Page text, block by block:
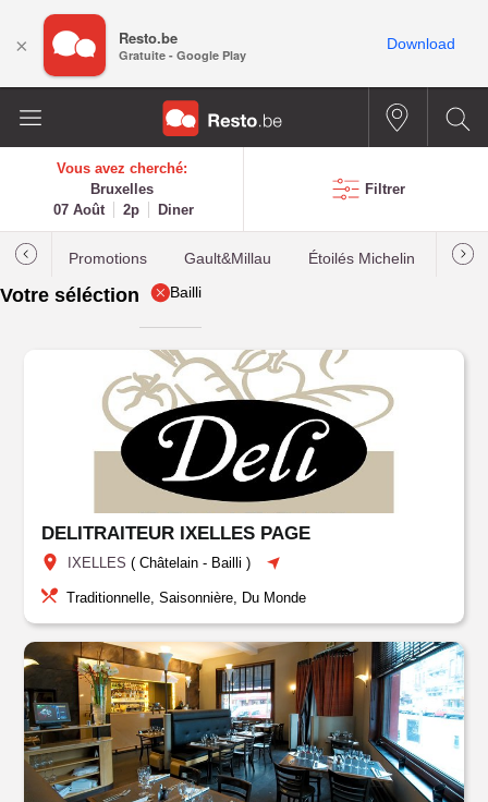
Vous avez cherché:
Bruxelles
07 Août
2p Diner
Filtrer
Promotions Gault&Millau Étoilés Michelin Les
Votre séléction Bailli
DELITRAITEUR IXELLES PAGE
IXELLES (Châtelain - Bailli )
Traditionnelle, Saisonnière, Du Monde
× Resto.be
Gratuite - Google Play
Download